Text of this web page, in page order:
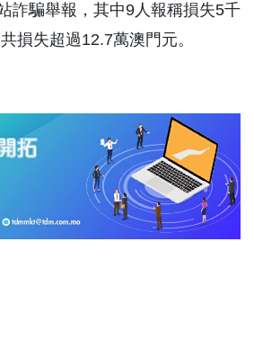
詐騙舉報，其中9人報稱損失5千
損失超過12.7萬澳門元。